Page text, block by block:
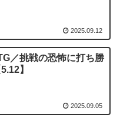
2025.09.12
／挑戦の恐怖に打ち勝
】
2025.09.05